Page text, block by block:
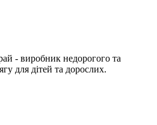
- виробник недорогого та
для дітей та дорослих.